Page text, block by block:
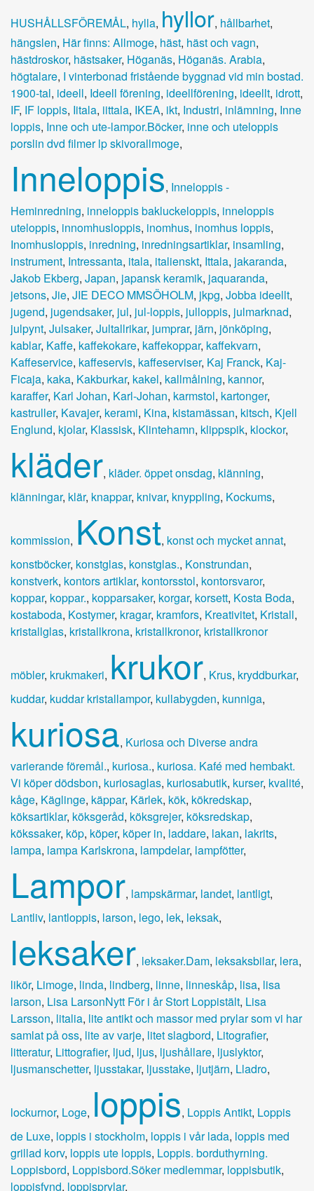
HUSHÅLLSFÖREMÅL, hylla, hyllor, hållbarhet,
hängslen, Här finns: Allmoge, häst, häst och vagn,
hästdroskor, hästsaker, Höganäs, Höganäs. Arabia,
högtalare, I vinterbonad fristående byggnad vid min bostad.
1900-tal, ideell, Ideell förening, ideellförening, ideellt, idrott,
IF, IF loppis, Iitala, iittala, IKEA, ikt, Industri, inlämning, Inne
loppis, Inne och ute-lampor.Böcker, inne och uteloppis
porslin dvd filmer lp skivorallmoge,
Inneloppis, Inneloppis -
Heminredning, inneloppis bakluckeloppis, inneloppis
uteloppis, innomhusloppis, inomhus, inomhus loppis,
Inomhusloppis, inredning, inredningsartiklar, insamling,
instrument, Intressanta, itala, italienskt, Ittala, jakaranda,
Jakob Ekberg, Japan, japansk keramik, jaquaranda,
jetsons, Jie, JIE DECO MMSÖHOLM, jkpg, Jobba ideellt,
jugend, jugendsaker, jul, jul-loppis, julloppis, julmarknad,
julpynt, Julsaker, Jultallrikar, jumprar, järn, jönköping,
kablar, Kaffe, kaffekokare, kaffekoppar, kaffekvarn,
Kaffeservice, kaffeservis, kaffeserviser, Kaj Franck, Kaj-
Ficaja, kaka, Kakburkar, kakel, kallmålning, kannor,
karaffer, Karl Johan, Karl-Johan, karmstol, kartonger,
kastruller, Kavajer, kerami, Kina, kistamässan, kitsch, Kjell
Englund, kjolar, Klassisk, Klintehamn, klippspik, klockor,
kläder, kläder. öppet onsdag, klänning,
klänningar, klär, knappar, knivar, knyppling, Kockums,
kommission, Konst, konst och mycket annat,
konstböcker, konstglas, konstglas., Konstrundan,
konstverk, kontors artiklar, kontorsstol, kontorsvaror,
koppar, koppar., kopparsaker, korgar, korsett, Kosta Boda,
kostaboda, Kostymer, kragar, kramfors, Kreativitet, Kristall,
kristallglas, kristallkrona, kristallkronor, kristallkronor
möbler, krukmakeri, krukor, Krus, kryddburkar,
kuddar, kuddar kristallampor, kullabygden, kunniga,
kuriosa, Kuriosa och Diverse andra
varierande föremål., kuriosa., kuriosa. Kafé med hembakt.
Vi köper dödsbon, kuriosaglas, kuriosabutik, kurser, kvalité,
kåge, Käglinge, käppar, Kärlek, kök, kökredskap,
köksartiklar, köksgeråd, köksgrejer, köksredskap,
kökssaker, köp, köper, köper in, laddare, lakan, lakrits,
lampa, lampa Karlskrona, lampdelar, lampfötter,
Lampor, lampskärmar, landet, lantligt,
Lantliv, lantloppis, larson, lego, lek, leksak,
leksaker, leksaker.Dam, leksaksbilar, lera,
likör, Limoge, linda, lindberg, linne, linneskåp, lisa, lisa
larson, Lisa LarsonNytt För i år Stort Loppistält, Lisa
Larsson, litalia, lite antikt och massor med prylar som vi har
samlat på oss, lite av varje, litet slagbord, Litografier,
litteratur, Littografier, ljud, ljus, ljushållare, ljuslyktor,
ljusmanschetter, ljusstakar, ljusstake, ljutjärn, Lladro,
lockurnor, Loge, loppis, Loppis Antikt, Loppis
de Luxe, loppis i stockholm, loppis i vår lada, loppis med
grillad korv, loppis ute loppis, Loppis. borduthyrning.
Loppisbord, Loppisbord.Söker medlemmar, loppisbutik,
loppisfynd, loppisprylar,